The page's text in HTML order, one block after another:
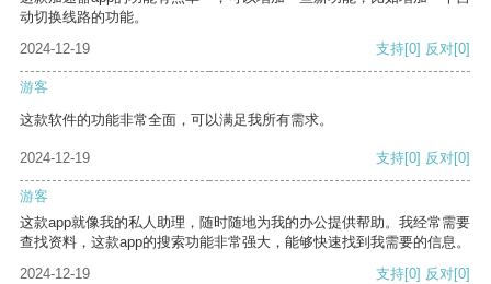
动切换线路的功能。
2024-12-19
支持[0] 反对[0]
游客
这款软件的功能非常全面，可以满足我所有需求。
2024-12-19 支持[0] 反对[0]
游客
这款app就像我的私人助理，随时随地为我的办公提供帮助。我经常需要
查找资料，这款app的搜索功能非常强大，能够快速找到我需要的信息。
2024-12-19
支持[0] 反对[0]